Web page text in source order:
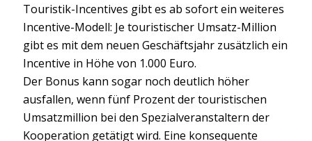
Touristik-Incentives gibt es ab sofort ein weiteres
Incentive-Modell: Je touristischer Umsatz-Million
gibt es mit dem neuen Geschäftsjahr zusätzlich ein
Incentive in Höhe von 1.000 Euro.
Der Bonus kann sogar noch deutlich höher
ausfallen, wenn fünf Prozent der touristischen
Umsatzmillion bei den Spezialveranstaltern der
Kooperation getätigt wird. Eine konsequente